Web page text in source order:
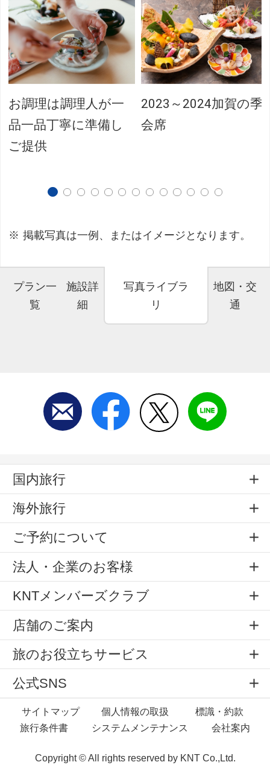
お調理は調理人が一
品一品丁寧に準備し
ご提供
2023～2024加賀の季
会席
掲載写真は一例、またはイメージとなります。
プラン一
覧
施設詳
細
写真ライブラ
リ
地図・交
通
国内旅行
海外旅行
ご予約について
法人・企業のお客様
KNTメンバーズクラブ
店舗のご案内
旅のお役立ちサービス
公式SNS
サイトマップ 個人情報の取扱
標識・約款
旅行条件書
システムメンテナンス 会社案内
Copyright © All rights reserved by KNT Co.,Ltd.